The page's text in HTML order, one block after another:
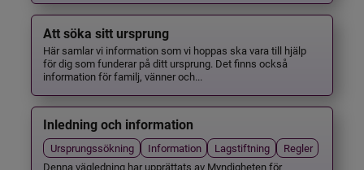
Att söka sitt ursprung
Här samlar vi information som vi hoppas ska vara till hjälp
för dig som funderar på ditt ursprung. Det finns också
information för familj, vänner och...
Inledning och information
Ursprungssökning Information Lagstiftning
Regler
Denna vägledning har upprättats av Myndigheten för